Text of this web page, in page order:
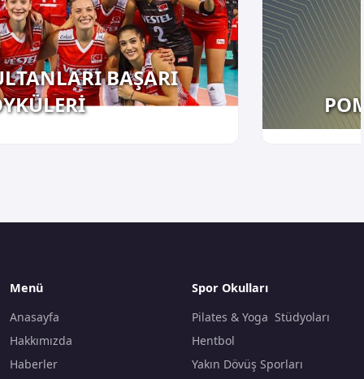
BAŞARI
Menü
Anasayfa
Hakkımızda
Haberler
Spor Okulları
Pilates & Yoga Stüdyoları
Hentbol
Yakın Dövüş Sporları